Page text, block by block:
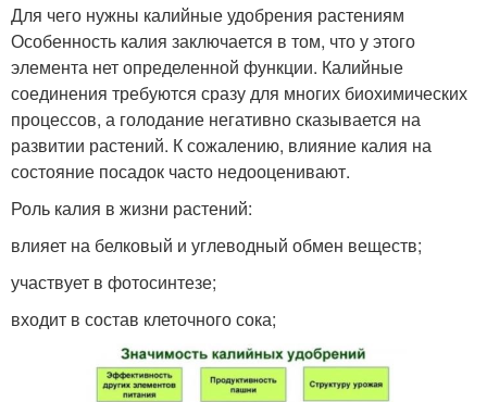
Для чего нужны калийные удобрения растениям
Особенность калия заключается в том, что у этого
элемента нет определенной функции. Калийные
соединения требуются сразу для многих биохимических
процессов, а голодание негативно сказывается на
развитии растений. К сожалению, влияние калия на
состояние посадок часто недооценивают.
Роль калия в жизни растений:
влияет на белковый и углеводный обмен веществ;
участвует в фотосинтезе;
входит в состав клеточного сока;